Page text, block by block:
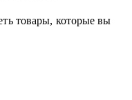
товары, которые вы